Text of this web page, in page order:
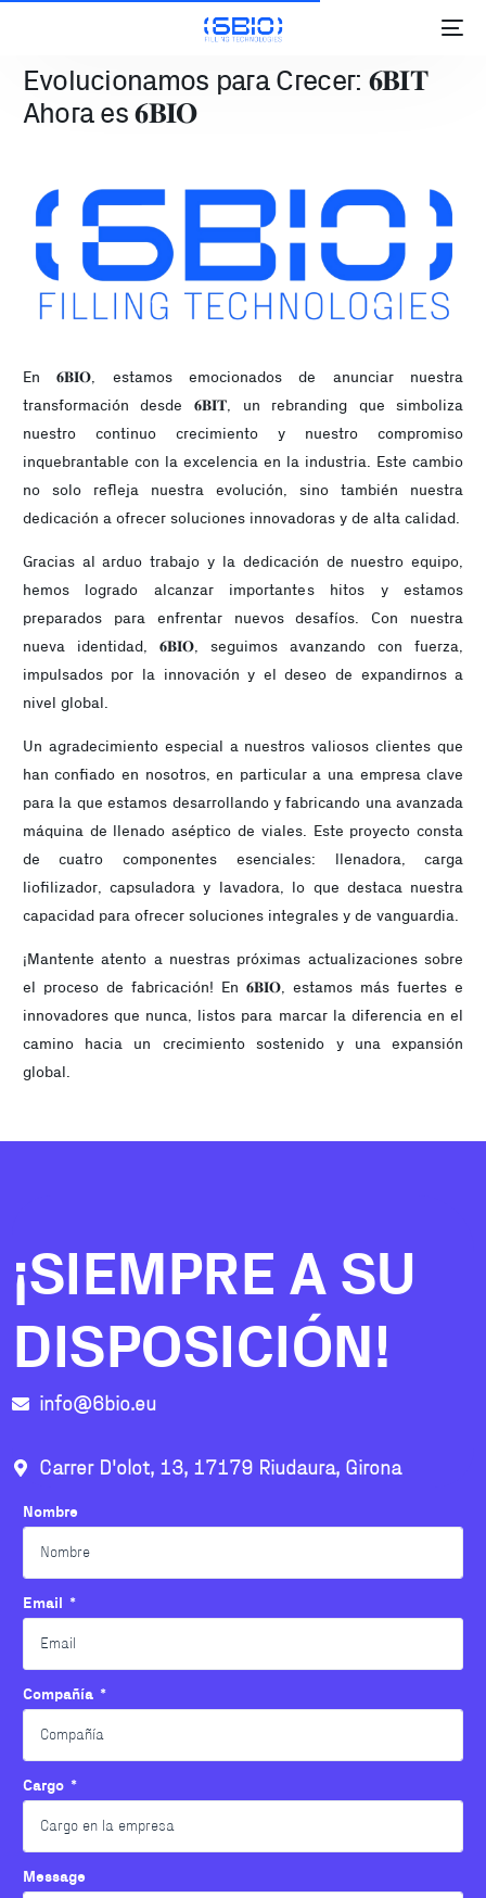
Evolucionamos para Crecer: 𝟔𝐁𝐈𝐓
Ahora es 𝟔𝐁𝐈𝐎
En 𝟔𝐁𝐈𝐎, estamos emocionados de anunciar nuestra
transformación desde 𝟔𝐁𝐈𝐓, un rebranding que simboliza
nuestro continuo crecimiento y nuestro compromiso
inquebrantable con la excelencia en la industria. Este cambio
no solo refleja nuestra evolución, sino también nuestra
dedicación a ofrecer soluciones innovadoras y de alta calidad.
Gracias al arduo trabajo y la dedicación de nuestro equipo,
hemos logrado alcanzar importantes hitos y estamos
preparados para enfrentar nuevos desafíos. Con nuestra
nueva identidad, 𝟔𝐁𝐈𝐎, seguimos avanzando con fuerza,
impulsados por la innovación y el deseo de expandirnos a
nivel global.
Un agradecimiento especial a nuestros valiosos clientes que
han confiado en nosotros, en particular a una empresa clave
para la que estamos desarrollando y fabricando una avanzada
máquina de llenado aséptico de viales. Este proyecto consta
de cuatro componentes esenciales: llenadora, carga
liofilizador, capsuladora y lavadora, lo que destaca nuestra
capacidad para ofrecer soluciones integrales y de vanguardia.
¡Mantente atento a nuestras próximas actualizaciones sobre
el proceso de fabricación! En 𝟔𝐁𝐈𝐎, estamos más fuertes e
innovadores que nunca, listos para marcar la diferencia en el
camino hacia un crecimiento sostenido y una expansión
global.
¡SIEMPRE A SU
DISPOSICIÓN!
info@6bio.eu
Carrer D'olot, 13, 17179 Riudaura, Girona
Nombre
Email
Compañía
Cargo
Message
ES